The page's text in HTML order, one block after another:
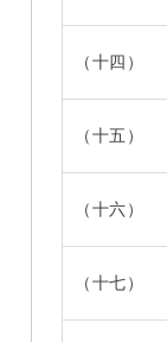
（十四）
（十五）
（十六）
（十七）